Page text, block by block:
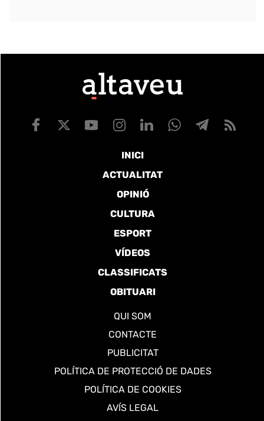
INICI
ACTUALITAT
OPINIÓ
CULTURA
ESPORT
VÍDEOS
CLASSIFICATS
OBITUARI
QUI SOM
CONTACTE
PUBLICITAT
POLÍTICA DE PROTECCIÓ DE DADES
POLÍTICA DE COOKIES
AVÍS LEGAL